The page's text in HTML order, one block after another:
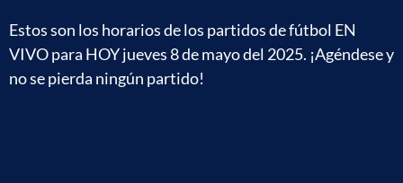
Estos son los horarios de los partidos de fútbol EN
VIVO para HOY jueves 8 de mayo del 2025. ¡Agéndese y
no se pierda ningún partido!